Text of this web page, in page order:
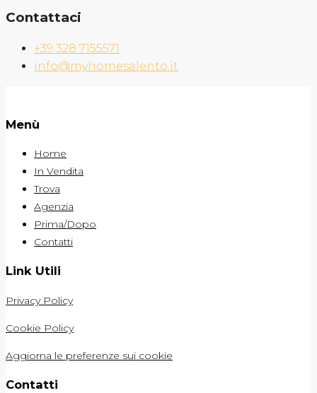
Contattaci
+39 328 7155571
info@myhomesalento.it
Menù
Home
In Vendita
Trova
Agenzia
Prima/Dopo
Contatti
Link Utili
Privacy Policy
Cookie Policy
Aggiorna le preferenze sui cookie
Contatti